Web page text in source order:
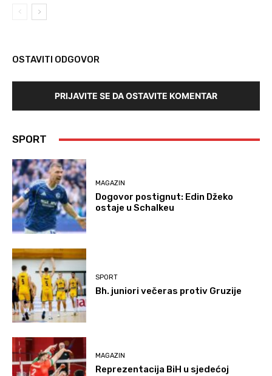
OSTAVITI ODGOVOR
PRIJAVITE SE DA OSTAVITE KOMENTAR
SPORT
MAGAZIN
Dogovor postignut: Edin Džeko
ostaje u Schalkeu
SPORT
Bh. juniori večeras protiv Gruzije
MAGAZIN
Reprezentacija BiH u sjedećoj